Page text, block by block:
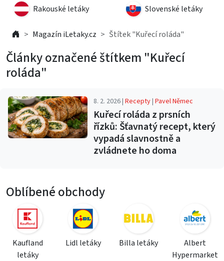
Rakouské letáky Slovenské letáky
Magazín iLetaky.cz Štítek "Kuřecí roláda"
Články označené štítkem "Kuřecí
roláda"
8. 2. 2026 |Recepty|Pavel Němec
Kuřecí roláda z prsních
řízků: Šťavnatý recept, který
vypadá slavnostně a
zvládnete ho doma
Oblíbené obchody
Kaufland
letáky
Lidl letáky Billa letáky
Albert
Hypermarket